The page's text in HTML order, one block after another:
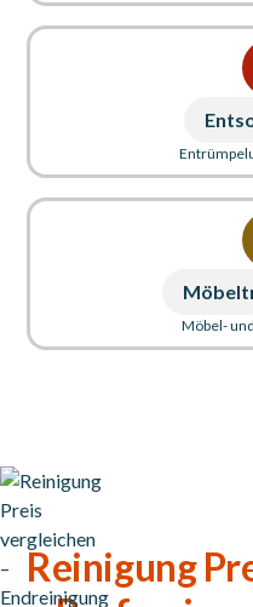
Möbel-
Reinigung